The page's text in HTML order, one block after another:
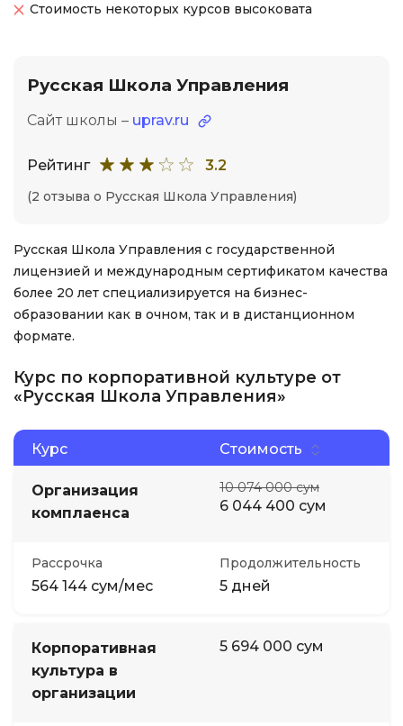
Стоимость некоторых курсов высоковата
Русская Школа Управления
Сайт школы – uprav.ru
Рейтинг 3.2
(2 отзыва о Русская Школа Управления)
Русская Школа Управления с государственной
лицензией и международным сертификатом качества
более 20 лет специализируется на бизнес-
образовании как в очном, так и в дистанционном
формате.
Курс по корпоративной культуре от
«Русская Школа Управления»
Курс Стоимость
Организация
комплаенса
10 074 000 сум
6 044 400 сум
Рассрочка
564 144 сум/мес
Продолжительность
5 дней
Корпоративная
культура в
организации
5 694 000 сум